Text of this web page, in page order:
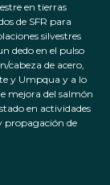
en tierras
de SFR para
silvestres
dedo en el pulso
cabeza de acero,
y Umpqua y a lo
mejora del salmón
en actividades
propagación de